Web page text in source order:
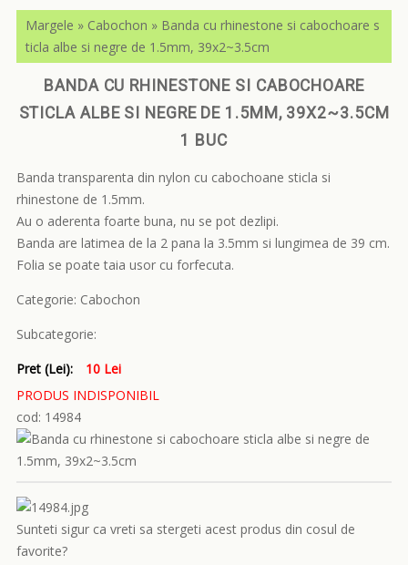
Margele » Cabochon » Banda cu rhinestone si cabochoare s
ticla albe si negre de 1.5mm, 39x2~3.5cm
BANDA CU RHINESTONE SI CABOCHOARE
STICLA ALBE SI NEGRE DE 1.5MM, 39X2~3.5CM
1 BUC
Banda transparenta din nylon cu cabochoane sticla si
rhinestone de 1.5mm.
Au o aderenta foarte buna, nu se pot dezlipi.
Banda are latimea de la 2 pana la 3.5mm si lungimea de 39 cm.
Folia se poate taia usor cu forfecuta.
Categorie: Cabochon
Subcategorie:
Pret (Lei):
10 Lei
PRODUS INDISPONIBIL
cod: 14984
Sunteti sigur ca vreti sa stergeti acest produs din cosul de
favorite?